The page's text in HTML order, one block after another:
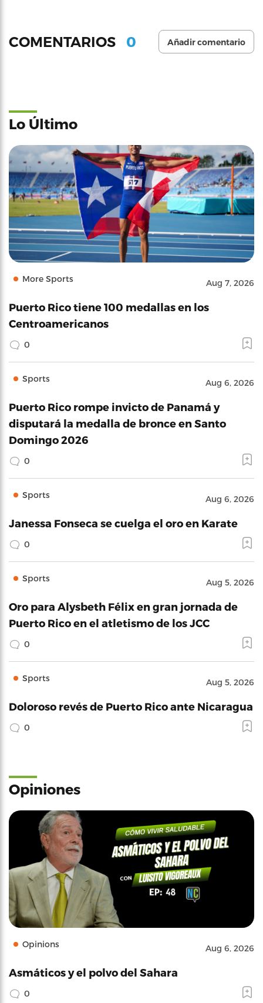
COMENTARIOS 0 Añadir comentario
Lo Último
More Sports Aug 7, 2026
Puerto Rico tiene 100 medallas en los
Centroamericanos
0
Sports Aug 6, 2026
Puerto Rico rompe invicto de Panamá y
disputará la medalla de bronce en Santo
Domingo 2026
0
Sports Aug 6, 2026
Janessa Fonseca se cuelga el oro en Karate
0
Sports Aug 5, 2026
Oro para Alysbeth Félix en gran jornada de
Puerto Rico en el atletismo de los JCC
0
Sports Aug 5, 2026
Doloroso revés de Puerto Rico ante Nicaragua
0
Opiniones
Opinions Aug 6, 2026
Asmáticos y el polvo del Sahara
0